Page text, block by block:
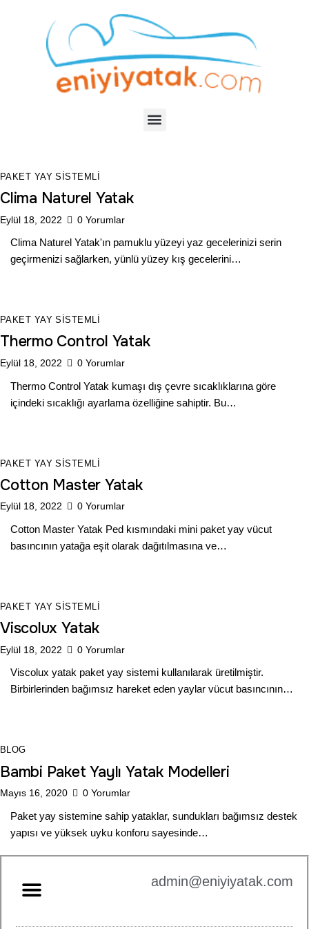
PAKET YAY SISTEMLI
Clima Naturel Yatak
Eylül 18, 2022 0 Yorumlar
Clima Naturel Yatak'ın pamuklu yüzeyi yaz gecelerinizi serin
geçirmenizi sağlarken, yünlü yüzey kış gecelerini…
PAKET YAY SISTEMLI
Thermo Control Yatak
Eylül 18, 2022 0 Yorumlar
Thermo Control Yatak kumaşı dış çevre sıcaklıklarına göre
içindeki sıcaklığı ayarlama özelliğine sahiptir. Bu…
PAKET YAY SISTEMLI
Cotton Master Yatak
Eylül 18, 2022 0 Yorumlar
Cotton Master Yatak Ped kısmındaki mini paket yay vücut
basıncının yatağa eşit olarak dağıtılmasına ve…
PAKET YAY SISTEMLI
Viscolux Yatak
Eylül 18, 2022 0 Yorumlar
Viscolux yatak paket yay sistemi kullanılarak üretilmiştir.
Birbirlerinden bağımsız hareket eden yaylar vücut basıncının…
BLOG
Bambi Paket Yaylı Yatak Modelleri
Mayıs 16, 2020 0 Yorumlar
Paket yay sistemine sahip yataklar, sundukları bağımsız destek
yapısı ve yüksek uyku konforu sayesinde…
admin@eniyiyatak.com